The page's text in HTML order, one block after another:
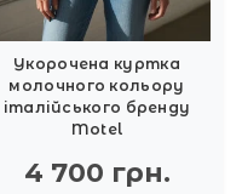
Укорочена куртка
молочного кольору
італійського бренду
Motel
4 700 грн.